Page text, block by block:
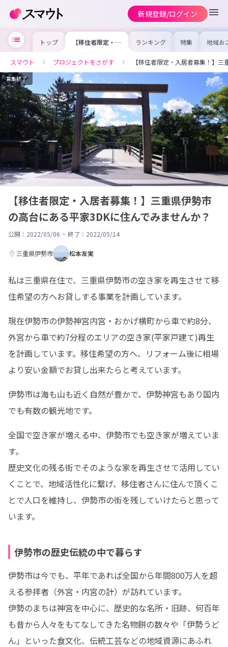
新規登録/ログイン
トップ 【移住者限定・入
居者募集！】三重
ある平家3DKに住
んでみませんか？
ランキング 特集 地域お
の求
を集め
事内容
を比較
合った
けよう
スマウト プロジェクトをさがす 【移住者限定・入居者募集！】
募集終了
【移住者限定・入居者募集！】三重県伊勢市
の高台にある平家3DKに住んでみませんか？
公開：2022/05/06 ~ 終了：2022/05/14
三重県伊勢市 松本友実
私は三重県在住で、三重県伊勢市の空き家を再生させて移
住希望の方へお貸しする事業を計画しています。
現在伊勢市の伊勢神宮内宮・おかげ横町から車で約8分、
外宮から車で約7分程のエリアの空き家(平家戸建て)再生
を計画しています。移住希望の方へ、リフォーム後に相場
より安い金額でお貸し出来たらと考えています。
伊勢市は海も山も近く自然が豊かで、伊勢神宮もあり国内
でも有数の観光地です。
全国で空き家が増える中、伊勢市でも空き家が増えていま
す。
歴史文化の残る街でそのような家を再生させて活用してい
くことで、地域活性化に繋げ、移住者さんに住んで頂くこ
とで人口を維持し、伊勢市の街を残していけたらと思って
います。
伊勢市の歴史伝統の中で暮らす
伊勢市は今でも、平年であれば全国から年間800万人を超
える参拝者（外宮・内宮の計）が訪れています。
伊勢のまちは神宮を中心に、歴史的な名所・旧跡、何百年
も昔から人々をもてなしてきた名物餅の数々や「伊勢うど
ん」といった食文化、伝統工芸などの地域資源にあふれ